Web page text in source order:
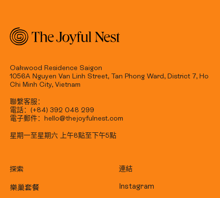
Oakwood Residence Saigon
1056A Nguyen Van Linh Street, Tan Phong Ward, District 7, Ho
Chi Minh City, Vietnam
聯繫客服：
電話：(+84) 392 048 299
電子郵件：hello@thejoyfulnest.com
星期一至星期六 上午8點至下午5點
探索
樂巢套餐
連結
Instagram